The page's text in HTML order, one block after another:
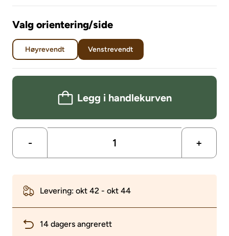
Valg orientering/side
Høyrevendt Venstrevendt
Legg i handlekurven
- +
Levering: okt 42 - okt 44
14 dagers angrerett